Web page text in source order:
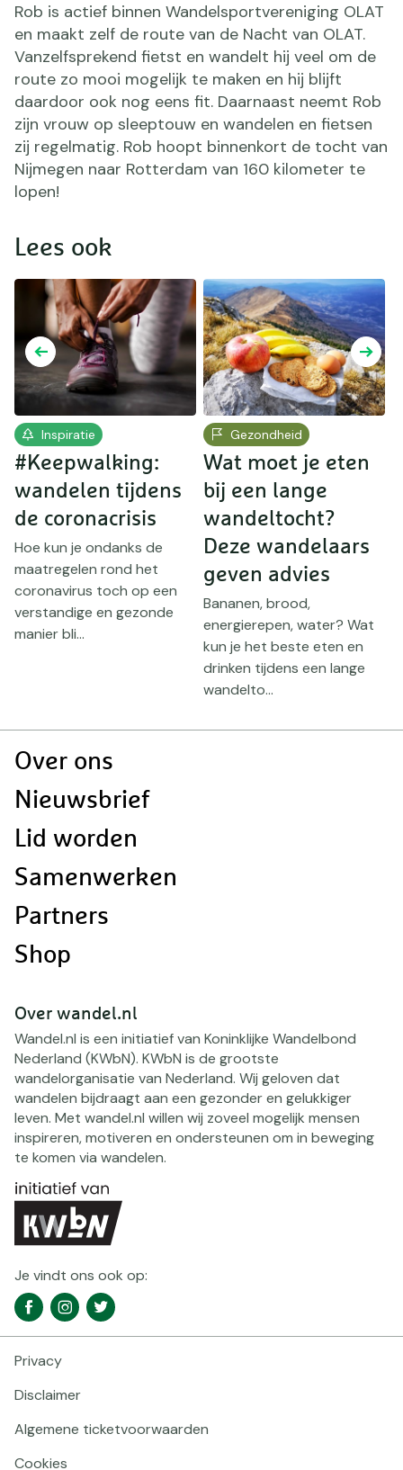
Rob is actief binnen Wandelsportvereniging OLAT
en maakt zelf de route van de Nacht van OLAT.
Vanzelfsprekend fietst en wandelt hij veel om de
route zo mooi mogelijk te maken en hij blijft
daardoor ook nog eens fit. Daarnaast neemt Rob
zijn vrouw op sleeptouw en wandelen en fietsen
zij regelmatig. Rob hoopt binnenkort de tocht van
Nijmegen naar Rotterdam van 160 kilometer te
lopen!
Lees ook
Inspiratie
#Keepwalking:
wandelen tijdens
de coronacrisis
Hoe kun je ondanks de
maatregelen rond het
coronavirus toch op een
verstandige en gezonde
manier bli...
Gezondheid
Wat moet je eten
bij een lange
wandeltocht?
Deze wandelaars
geven advies
Bananen, brood,
energierepen, water? Wat
kun je het beste eten en
drinken tijdens een lange
wandelto...
Doormat
Over ons
Nieuwsbrief
Lid worden
Samenwerken
Partners
Shop
Over wandel.nl
Wandel.nl is een initiatief van Koninklijke Wandelbond
Nederland (KWbN). KWbN is de grootste
wandelorganisatie van Nederland. Wij geloven dat
wandelen bijdraagt aan een gezonder en gelukkiger
leven. Met wandel.nl willen wij zoveel mogelijk mensen
inspireren, motiveren en ondersteunen om in beweging
te komen via wandelen.
Je vindt ons ook op:
Social
media
navigatie
FacebookInstagramTwitter
Footer
Privacy
Disclaimer
Algemene ticketvoorwaarden
Cookies